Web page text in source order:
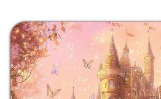
produktu
je
0,0
hvězdiček.